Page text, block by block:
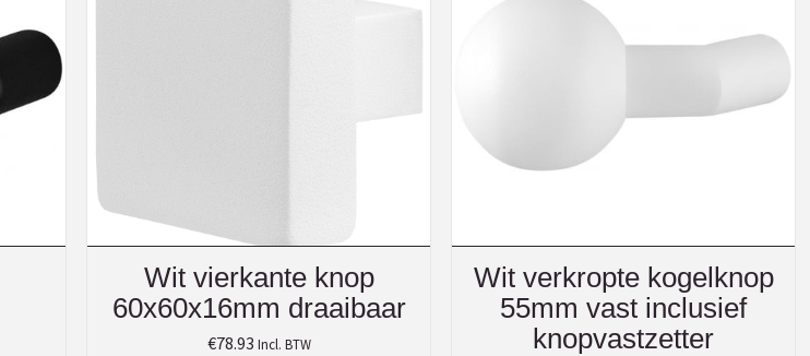
Wit vierkante knop
60x60x16mm draaibaar
€78.93 Incl. BTW
Wit verkropte kogelknop
55mm vast inclusief
knopvastzetter